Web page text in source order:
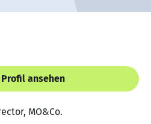
Profil ansehen
MO&Co.